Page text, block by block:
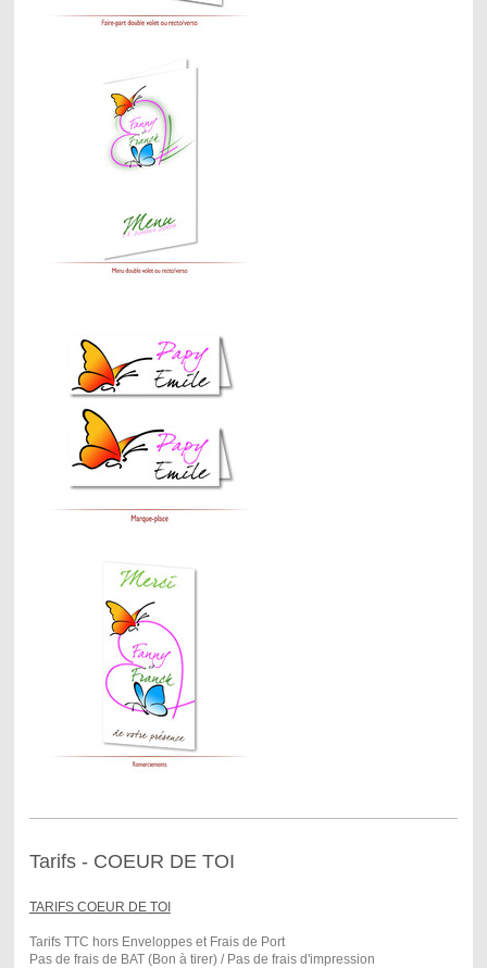
Tarifs - COEUR DE TOI
TARIFS COEUR DE TOI
Tarifs TTC hors Enveloppes et Frais de Port
Pas de frais de BAT (Bon à tirer) / Pas de frais d'impression